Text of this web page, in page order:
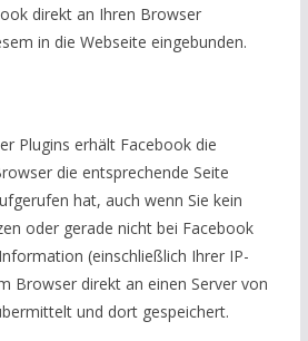
direkt an Ihren Browser
in die Webseite eingebunden.
Plugins erhält Facebook die
die entsprechende Seite
hat, auch wenn Sie kein
oder gerade nicht bei Facebook
(einschließlich Ihrer IP-
Browser direkt an einen Server von
und dort gespeichert.